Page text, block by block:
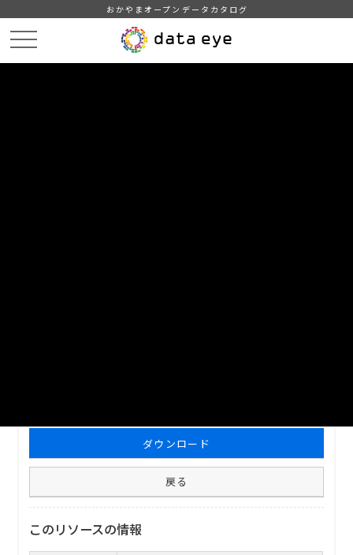
おかやまオープンデータカタログ
ダウンロード
戻る
このリソースの情報